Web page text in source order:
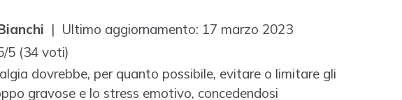
| Ultimo aggiornamento: 17 marzo 2023
5 (34 voti)
dovrebbe, per quanto possibile, evitare o limitare gli
gravose e lo stress emotivo, concedendosi